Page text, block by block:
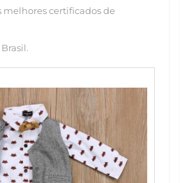
melhores certificados de